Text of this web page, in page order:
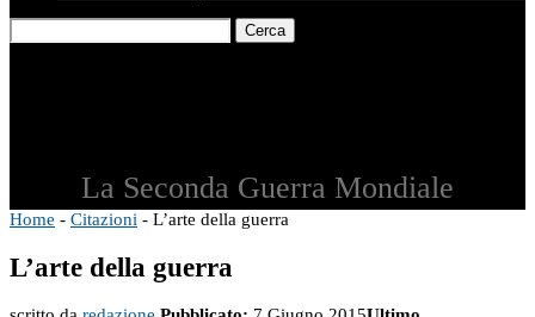
Cerca
La Seconda Guerra Mondiale
Home - Citazioni - L’arte della guerra
L’arte della guerra